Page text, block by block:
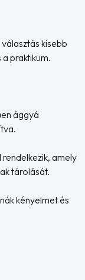
kisebb
praktikum.
ággyá
amely
tárolását.
kényelmet és